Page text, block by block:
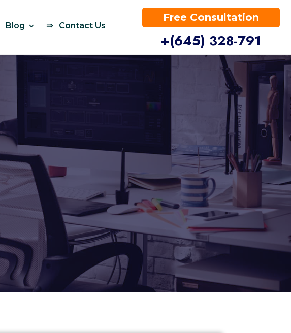
Blog Contact Us
Free Consultation
+(645) 328-791